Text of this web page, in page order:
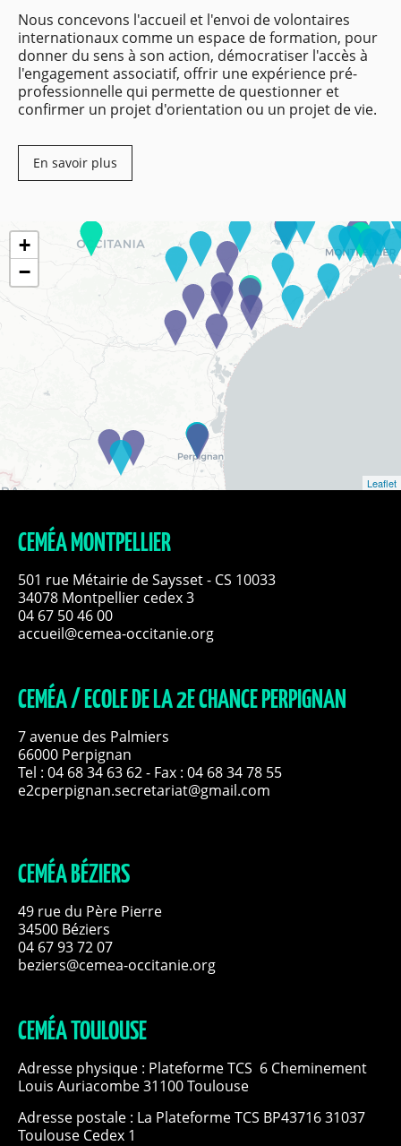
Nous concevons l'accueil et l'envoi de volontaires
internationaux comme un espace de formation, pour
donner du sens à son action, démocratiser l'accès à
l'engagement associatif, offrir une expérience pré-
professionnelle qui permette de questionner et
confirmer un projet d'orientation ou un projet de vie.
En savoir plus
+
−
Leaflet
CEMÉA MONTPELLIER
501 rue Métairie de Saysset - CS 10033
34078 Montpellier cedex 3
04 67 50 46 00
accueil@cemea-occitanie.org
CEMÉA / ECOLE DE LA 2E CHANCE PERPIGNAN
7 avenue des Palmiers
66000 Perpignan
Tel : 04 68 34 63 62- Fax : 04 68 34 78 55
e2cperpignan.secretariat@gmail.com
CEMÉA BÉZIERS
49 rue du Père Pierre
34500 Béziers
04 67 93 72 07
beziers@cemea-occitanie.org
CEMÉA TOULOUSE
Adresse physique : Plateforme TCS 6 Cheminement
Louis Auriacombe 31100 Toulouse
Adresse postale : La Plateforme TCS BP43716 31037
Toulouse Cedex 1